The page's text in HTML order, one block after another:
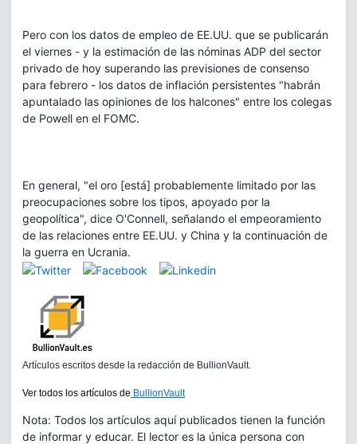
Pero con los datos de empleo de EE.UU. que se publicarán
el viernes - y la estimación de las nóminas ADP del sector
privado de hoy superando las previsiones de consenso
para febrero - los datos de inflación persistentes "habrán
apuntalado las opiniones de los halcones" entre los colegas
de Powell en el FOMC.
En general, "el oro [está] probablemente limitado por las
preocupaciones sobre los tipos, apoyado por la
geopolítica", dice O'Connell, señalando el empeoramiento
de las relaciones entre EE.UU. y China y la continuación de
la guerra en Ucrania.
Artículos escritos desde la redacción de BullionVault.
Ver todos los artículos de BullionVault
Nota: Todos los artículos aquí publicados tienen la función
de informar y educar. El lector es la única persona con